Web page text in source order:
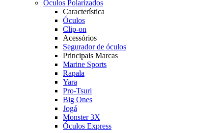
Óculos Polarizados
Característica
Óculos
Clip-on
Acessórios
Segurador de óculos
Principais Marcas
Marine Sports
Rapala
Yara
Pro-Tsuri
Big Ones
Jogá
Monster 3X
Óculos Express